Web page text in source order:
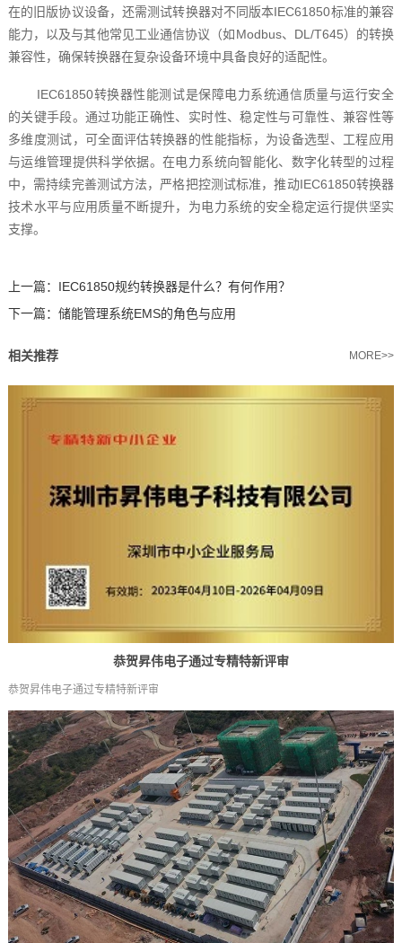
在的旧版协议设备，还需测试转换器对不同版本IEC61850标准的兼容
能力，以及与其他常见工业通信协议（如Modbus、DL/T645）的转换
兼容性，确保转换器在复杂设备环境中具备良好的适配性。
IEC61850转换器性能测试是保障电力系统通信质量与运行安全
的关键手段。通过功能正确性、实时性、稳定性与可靠性、兼容性等
多维度测试，可全面评估转换器的性能指标，为设备选型、工程应用
与运维管理提供科学依据。在电力系统向智能化、数字化转型的过程
中，需持续完善测试方法，严格把控测试标准，推动IEC61850转换器
技术水平与应用质量不断提升，为电力系统的安全稳定运行提供坚实
支撑。
上一篇： IEC61850规约转换器是什么？有何作用？
下一篇： 储能管理系统EMS的角色与应用
相关推荐 MORE>>
恭贺昇伟电子通过专精特新评审
恭贺昇伟电子通过专精特新评审